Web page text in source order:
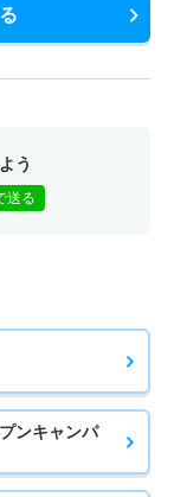
う
送る
ンキャンパ